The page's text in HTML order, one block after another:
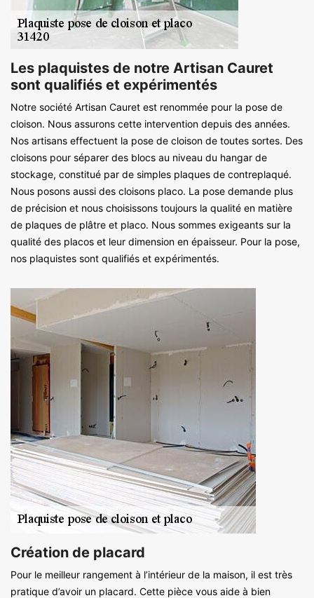
Les plaquistes de notre Artisan Cauret
sont qualifiés et expérimentés
Notre société Artisan Cauret est renommée pour la pose de
cloison. Nous assurons cette intervention depuis des années.
Nos artisans effectuent la pose de cloison de toutes sortes. Des
cloisons pour séparer des blocs au niveau du hangar de
stockage, constitué par de simples plaques de contreplaqué.
Nous posons aussi des cloisons placo. La pose demande plus
de précision et nous choisissons toujours la qualité en matière
de plaques de plâtre et placo. Nous sommes exigeants sur la
qualité des placos et leur dimension en épaisseur. Pour la pose,
nos plaquistes sont qualifiés et expérimentés.
Création de placard
Pour le meilleur rangement à l’intérieur de la maison, il est très
pratique d’avoir un placard. Cette pièce vous aide à bien